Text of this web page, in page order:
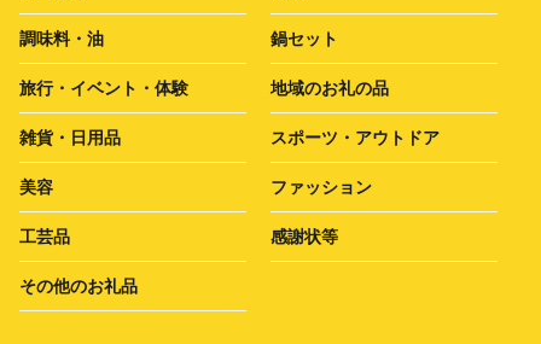
調味料・油 鍋セット
旅行・イベント・体験 地域のお礼の品
雑貨・日用品 スポーツ・アウトドア
美容 ファッション
工芸品 感謝状等
その他のお礼品